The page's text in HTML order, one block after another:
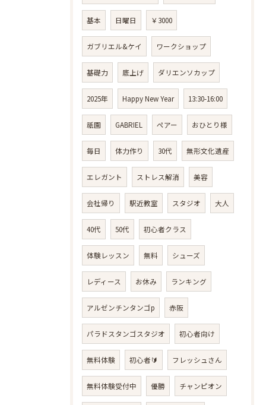
基本 日曜日 ￥3000
ガブリエル&ケイ ワークショップ
基礎力 底上げ ダリエンソカップ
2025年 Happy New Year 13:30-16:00
祇園 GABRIEL ペアー おひとり様
毎日 体力作り 30代 無形文化遺産
エレガント ストレス解消 美容
会社帰り 駅近教室 スタジオ 大人
40代 50代 初心者クラス
体験レッスン 無料 シューズ
レディース お休み ランキング
アルゼンチンタンゴp 赤阪
パラドスタンゴスタジオ 初心者向け
無料体験 初心者🔰 フレッシュさん
無料体験受付中 優勝 チャンピオン